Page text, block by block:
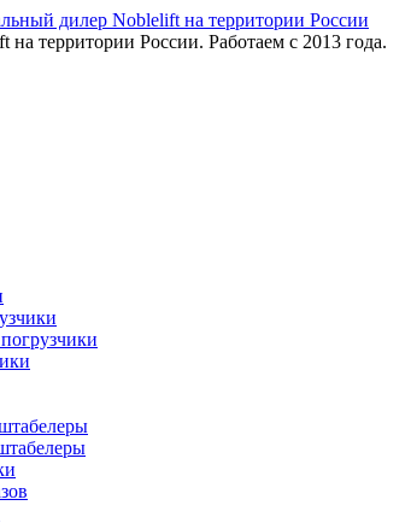
территории России. Работаем с 2013 года.